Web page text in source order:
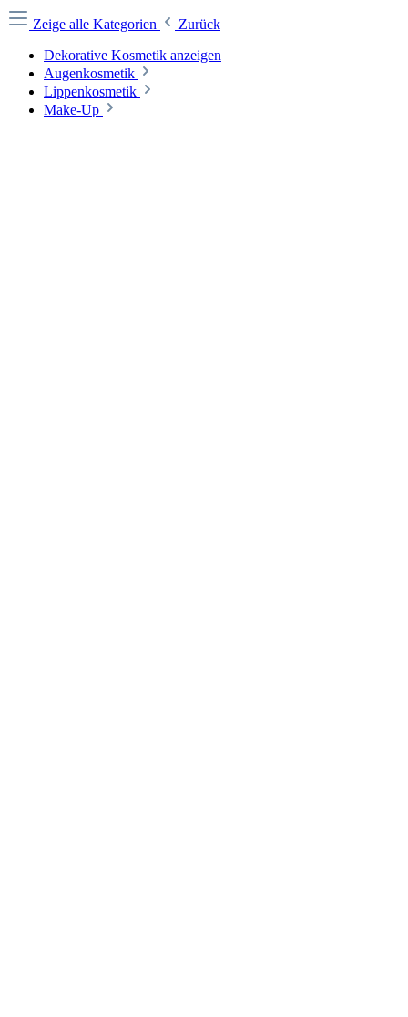
Zeige alle Kategorien
Zurück
Dekorative Kosmetik anzeigen
Augenkosmetik
Lippenkosmetik
Make-Up